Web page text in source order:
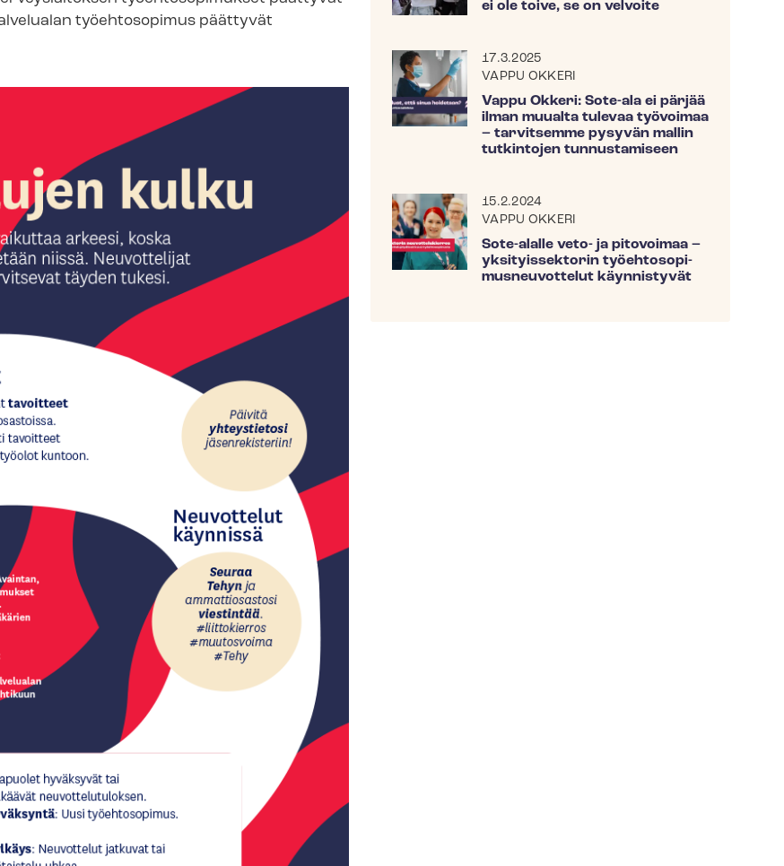
työehtosopimus päättyvät
ei ole toive, se on velvoite
17.3.2025
VAPPU OKKERI
Vappu Okkeri: Sote-ala ei pärjää
ilman muualta tulevaa työvoimaa
– tarvitsemme pysyvän mallin
tutkintojen tunnustamiseen
15.2.2024
VAPPU OKKERI
Sote-alalle veto- ja pitovoimaa –
yksityissektorin työ­eh­to­so­pi­
mus­neu­vot­te­lut käynnistyvät